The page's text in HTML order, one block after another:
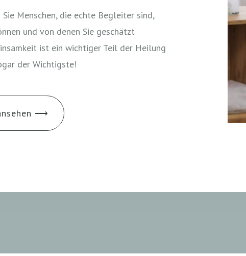
Sie Menschen, die echte Begleiter sind,
und von denen Sie geschätzt
ist ein wichtiger Teil der Heilung
der Wichtigste!
⟶